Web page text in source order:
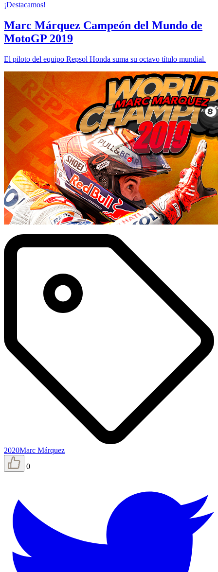
¡Destacamos!
Marc Márquez Campeón del Mundo de
MotoGP 2019
El piloto del equipo Repsol Honda suma su octavo título mundial.
2020Marc Márquez
0